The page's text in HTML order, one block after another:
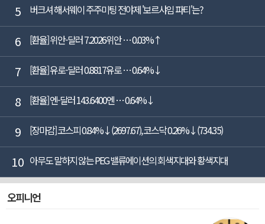
5 버크셔 해서웨이 주주미팅 전야제 '보르샤임 파티'는?
6 [환율] 위안-달러 7.2026위안 … 0.03%↑
7 [환율] 유로-달러 0.8817유로 … 0.64%↓
8 [환율] 엔-달러 143.6400엔 … 0.64%↓
9 [장마감] 코스피 0.84%↓(2697.67), 코스닥 0.26%↓(734.35)
10 아무도 말하지 않는 PEG 밸류에이션의 회색지대와 황색지대
오피니언